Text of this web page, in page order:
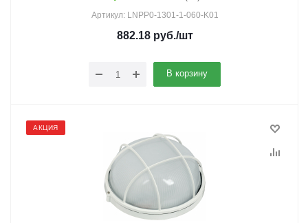
Артикул: LNPP0-1301-1-060-K01
882.18руб./шт
В корзину
АКЦИЯ